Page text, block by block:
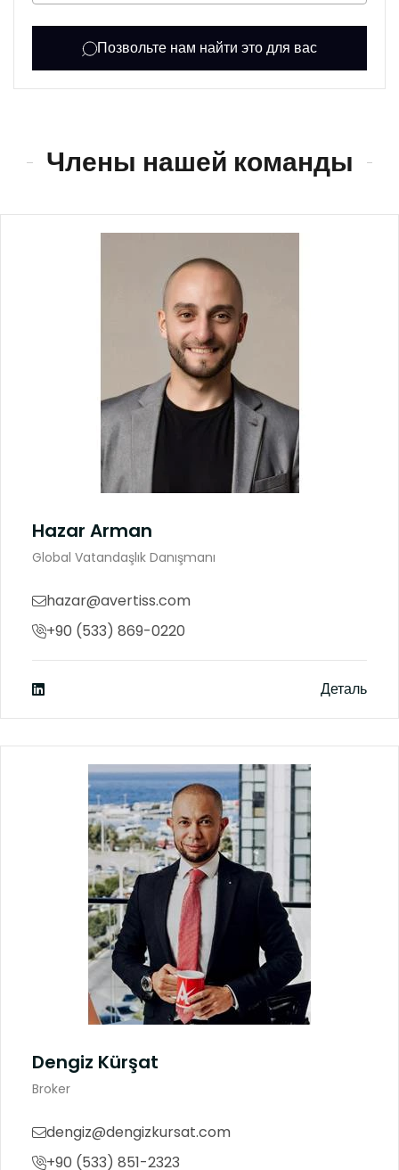
Позвольте нам найти это для вас
Члены нашей команды
Hazar Arman
Global Vatandaşlık Danışmanı
hazar@avertiss.com
+90 (533) 869-0220
Деталь
Dengiz Kürşat
Broker
dengiz@dengizkursat.com
+90 (533) 851-2323